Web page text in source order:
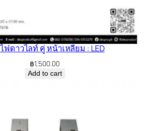
ฟดาวไลท์ คู่ หน้าเหลี่ยม : LED
฿1,500.00
Add to cart